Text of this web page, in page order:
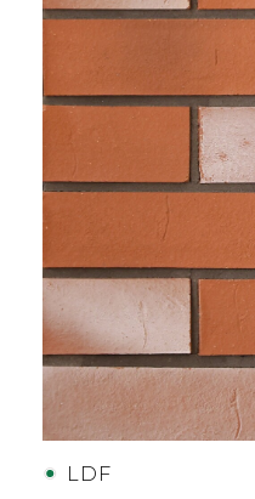
LDF